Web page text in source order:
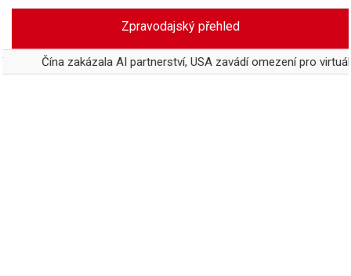
Skip
content
Zpravodajský přehled
Čína zakázala AI partnerství, USA zavádí omezení pro virtuální